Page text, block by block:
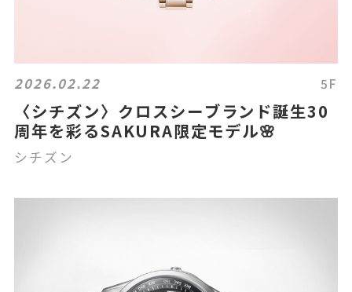
2026.02.22 5F
〈シチズン〉クロスシーブランド誕生30
周年を彩るSAKURA限定モデル🌸
シチズン